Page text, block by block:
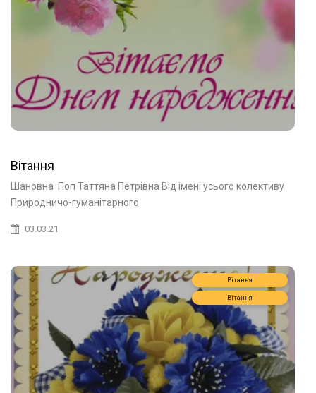
Вітання
Шановна Поп Таттяна Петрівна Від імені усього колективу
Природничо-гуманітарного
03.03.21
Вітання
Вітання